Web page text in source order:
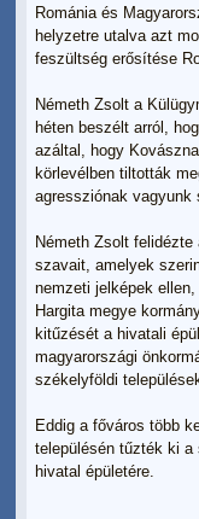
Románia és
helyzetre utalva azt
feszültség erősítése
Németh Zsolt a
héten beszélt arról,
azáltal, hogy
körlevélben tiltották
agressziónak vagyunk
Németh Zsolt felidézte
szavait, amelyek
nemzeti jelképek
Hargita megye
kitűzését a hivatali
magyarországi
székelyföldi
Eddig a főváros több
településén tűzték ki
hivatal épületére.